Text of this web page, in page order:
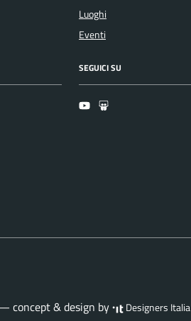
Luoghi
Eventi
SEGUICI SU
YoutubeSlideshare
concept & design by Designers Italia